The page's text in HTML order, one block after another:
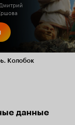
Колобок
данные